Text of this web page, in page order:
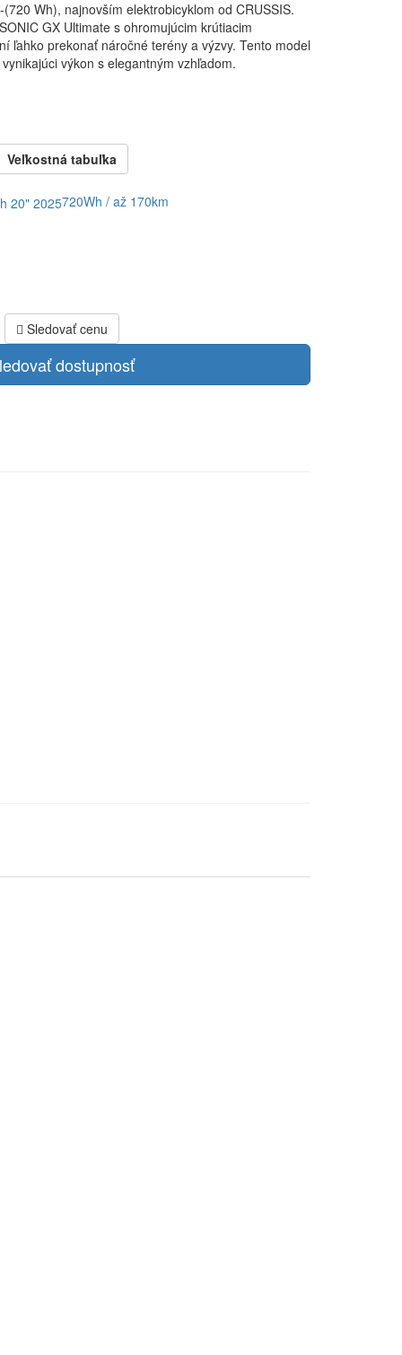
Wh), najnovším elektrobicyklom od CRUSSIS.
GX Ultimate s ohromujúcim krútiacim
ľahko prekonať náročné terény a výzvy. Tento model
výkon s elegantným vzhľadom.
Veľkostná tabuľka
720Wh / až 170km
Sledovať cenu
dostupnosť